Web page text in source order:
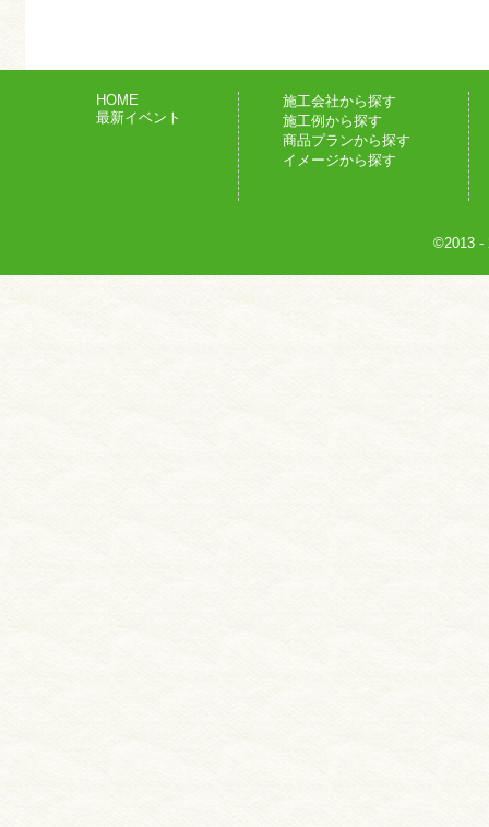
HOME
最新イベント
施工会社から探す
施工例から探す
商品プランから探す
イメージから探す
©2013 -